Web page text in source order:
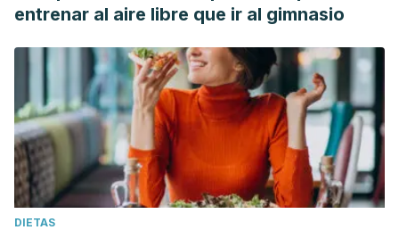
entrenar al aire libre que ir al gimnasio
DIETAS